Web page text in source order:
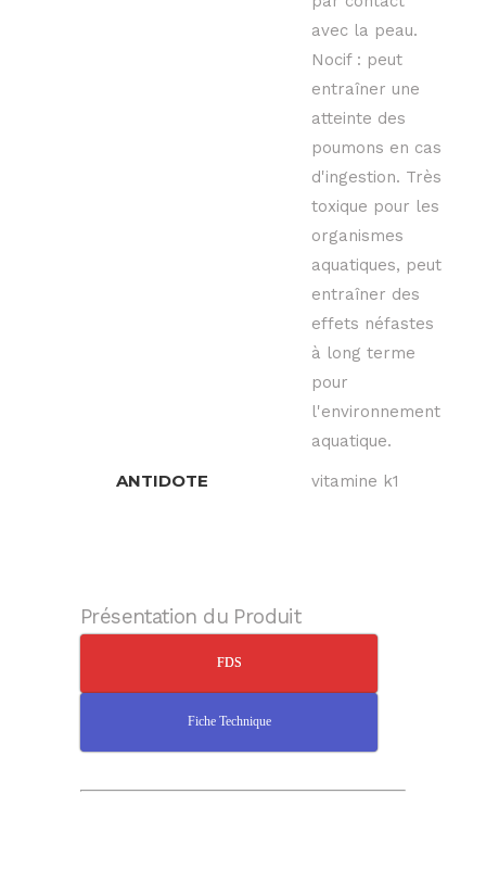
avec la peau.
Nocif : peut
entraîner une
atteinte des
poumons en cas
d'ingestion. Très
toxique pour les
organismes
aquatiques, peut
entraîner des
effets néfastes
à long terme
pour
l'environnement
aquatique.
ANTIDOTE vitamine k1
Présentation du Produit
FDS
Fiche Technique